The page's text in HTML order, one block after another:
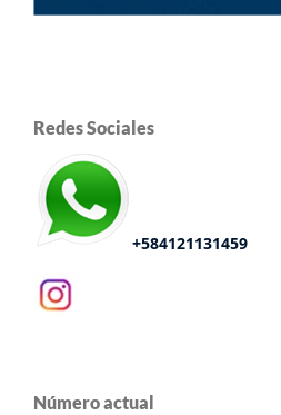
Redes Sociales
+584121131459
Número actual